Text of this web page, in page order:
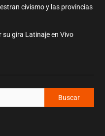
civismo y las provincias
gira Latinaje en Vivo